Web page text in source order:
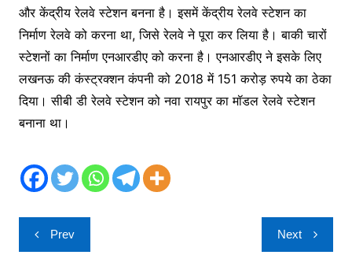
और केंद्रीय रेलवे स्टेशन बनना है। इसमें केंद्रीय रेलवे स्टेशन का
निर्माण रेलवे को करना था, जिसे रेलवे ने पूरा कर लिया है। बाकी चारों
स्टेशनों का निर्माण एनआरडीए को करना है। एनआरडीए ने इसके लिए
लखनऊ की कंस्ट्रक्शन कंपनी को 2018 में 151 करोड़ रुपये का ठेका
दिया। सीबी डी रेलवे स्टेशन को नवा रायपुर का मॉडल रेलवे स्टेशन
बनाना था।
Post
navigation
Prev Next